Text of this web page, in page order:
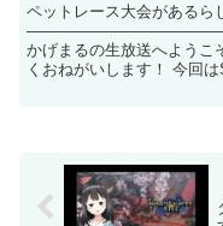
ペットレース大会があるら
かげまるの生放送へようこ
くおねがいします！ 今回